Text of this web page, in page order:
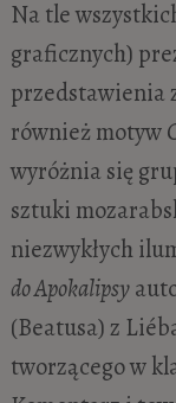
Na tle
graficznych)
przedstawienia
również motyw
wyróżnia się
sztuki
niezwykłych
do Apokalipsy
(Beatusa) z
tworzącego w